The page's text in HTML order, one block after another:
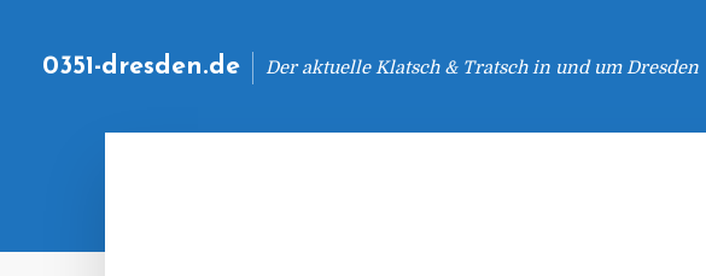
0351-dresden.de Der aktuelle Klatsch & Tratsch in und um Dresden